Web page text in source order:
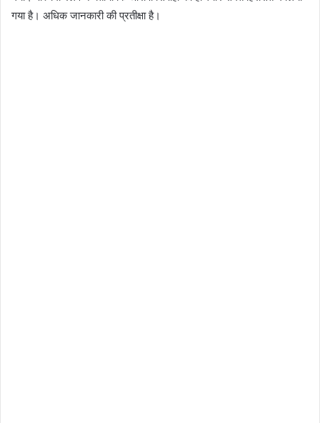
गया है। अधिक जानकारी की प्रतीक्षा है।